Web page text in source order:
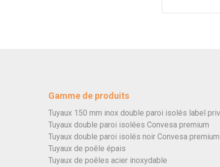
Gamme de produits
Tuyaux 150 mm inox double paroi isolés label
Tuyaux double paroi isolées Convesa premium
Tuyaux double paroi isolés noir Convesa premium
Tuyaux de poêle épais
Tuyaux de poêles acier inoxydable